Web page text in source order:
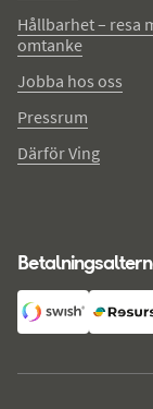
Hållbarhet – resa
omtanke
Jobba hos oss
Pressrum
Därför Ving